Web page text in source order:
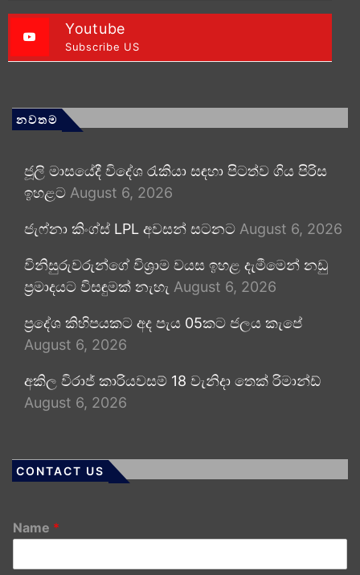
Youtube
Subscribe US
නවතම
ජූලි මාසයේදී විදේශ රැකියා සඳහා පිටත්ව ගිය පිරිස
ඉහළට August 6, 2026
ජැෆ්නා කිංග්ස් LPL අවසන් සටනට August 6, 2026
විනිසුරුවරුන්ගේ විශ්‍රාම වයස ඉහළ දැමීමෙන් නඩු
ප්‍රමාදයට විසඳුමක් නැහැ August 6, 2026
ප්‍රදේශ කිහිපයකට අද පැය 05කට ජලය කැපේ
August 6, 2026
අකිල විරාජ් කාරියවසම් 18 වැනිදා තෙක් රිමාන්ඩ්
August 6, 2026
CONTACT US
Name *